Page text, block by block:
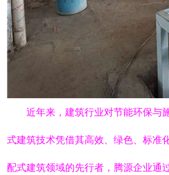
近年来，建筑行业对节能环保与
式建筑技术凭借其高效、绿色、标准
配式建筑领域的先行者，腾源企业通